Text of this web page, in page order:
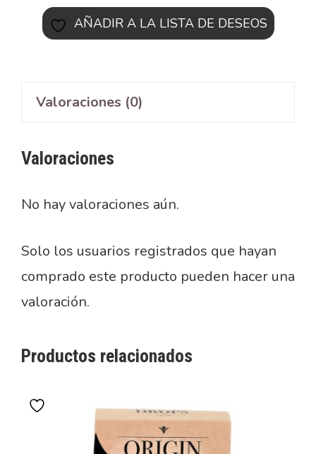
AÑADIR A LA LISTA DE DESEOS
Valoraciones (0)
Valoraciones
No hay valoraciones aún.
Solo los usuarios registrados que hayan
comprado este producto pueden hacer una
valoración.
Productos relacionados